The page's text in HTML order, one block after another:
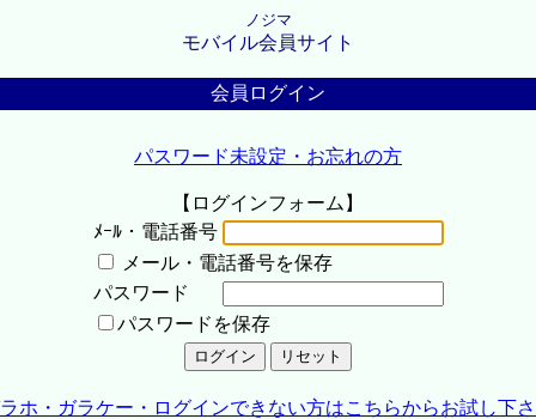
ノジマ
モバイル会員サイト
会員ログイン
パスワード未設定・お忘れの方
【ログインフォーム】
ﾒｰﾙ・電話番号
メール・電話番号を保存
パスワード
パスワードを保存
ホ・ガラケー・ログインできない方はこちらからお試し下